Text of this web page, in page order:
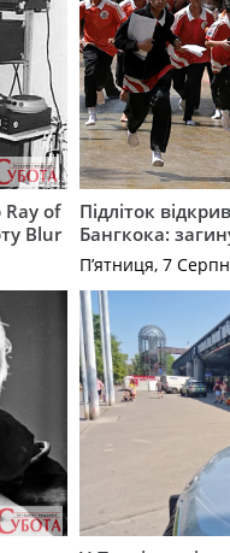
of
Blur
Підліток
Бангкока:
П’ятниця, 7